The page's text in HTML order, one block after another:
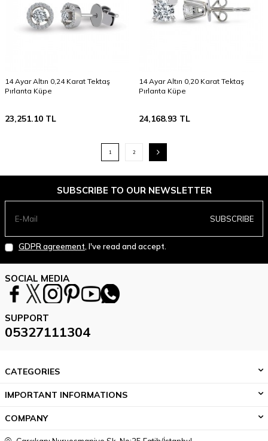
14 Ayar Altın 0,24 Karat Tektaş
Pırlanta Küpe
23,251.10 TL
14 Ayar Altın 0,20 Karat Tektaş
Pırlanta Küpe
24,168.93 TL
1 2
SUBSCRIBE TO OUR NEWSLETTER
SUBSCRIBE
GDPR agreement , I've read and accept.
SOCIAL MEDIA
SUPPORT
05327111304
CATEGORIES
IMPORTANT INFORMATIONS
COMPANY